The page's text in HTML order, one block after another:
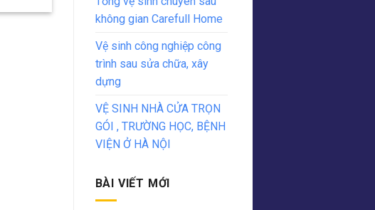
không gian Carefull Home
Vệ sinh công nghiệp công
trình sau sửa chữa, xây
dựng
VỆ SINH NHÀ CỬA TRỌN
GÓI , TRƯỜNG HỌC, BỆNH
VIỆN Ở HÀ NỘI
BÀI VIẾT MỚI